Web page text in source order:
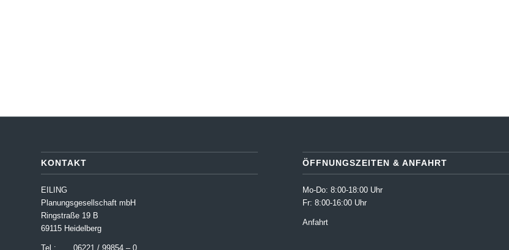
KONTAKT
EILING
Planungsgesellschaft mbH
Ringstraße 19 B
69115 Heidelberg
Tel.: 06221 / 99854 – 0
ÖFFNUNGSZEITEN & ANFAHRT
Mo-Do: 8:00-18:00 Uhr
Fr: 8:00-16:00 Uhr
Anfahrt